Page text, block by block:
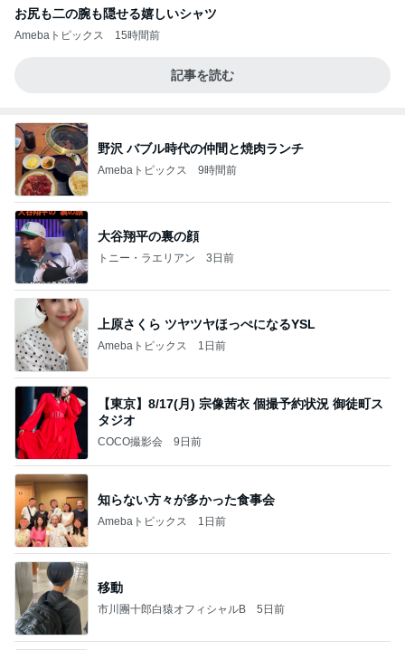
お尻も二の腕も隠せる嬉しいシャツ
Amebaトピックス 15時間前
記事を読む
野沢 バブル時代の仲間と焼肉ランチ
Amebaトピックス 9時間前
大谷翔平の裏の顔
トニー・ラエリアン 3日前
上原さくら ツヤツヤほっぺになるYSL
Amebaトピックス 1日前
【東京】8/17(月) 宗像茜衣 個撮予約状況 御徒町ス
タジオ
COCO撮影会 9日前
知らない方々が多かった食事会
Amebaトピックス 1日前
移動
市川團十郎白猿オフィシャルB 5日前